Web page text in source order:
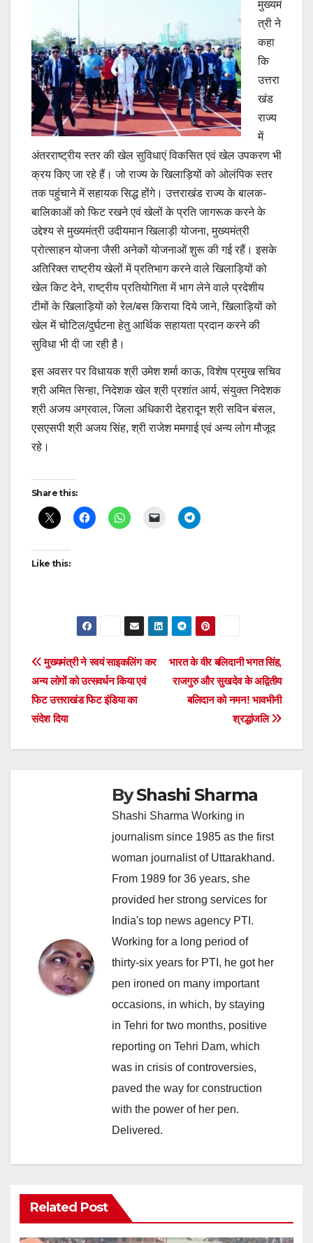
मुख्यमं
त्री ने
कहा
कि
उत्तरा
खंड
राज्य
में
अंतरराष्ट्रीय स्तर की खेल सुविधाएं विकसित एवं खेल उपकरण भी
क्रय किए जा रहे हैं। जो राज्य के खिलाड़ियों को ओलंपिक स्तर
तक पहुंचाने में सहायक सिद्ध होंगे। उत्तराखंड राज्य के बालक-
बालिकाओं को फिट रखने एवं खेलों के प्रति जागरूक करने के
उद्देश्य से मुख्यमंत्री उदीयमान खिलाड़ी योजना, मुख्यमंत्री
प्रोत्साहन योजना जैसी अनेकों योजनाओं शुरू की गई रहैं। इसके
अतिरिक्त राष्ट्रीय खेलों में प्रतिभाग करने वाले खिलाड़ियों को
खेल किट देने, राष्ट्रीय प्रतियोगिता में भाग लेने वाले प्रदेशीय
टीमों के खिलाड़ियों को रेल/बस किराया दिये जाने, खिलाड़ियों को
खेल में चोटिल/दुर्घटना हेतु आर्थिक सहायता प्रदान करने की
सुविधा भी दी जा रही है।
इस अवसर पर विधायक श्री उमेश शर्मा काऊ, विशेष प्रमुख सचिव
श्री अमित सिन्हा, निदेशक खेल श्री प्रशांत आर्य, संयुक्त निदेशक
श्री अजय अग्रवाल, जिला अधिकारी देहरादून श्री सविन बंसल,
एसएसपी श्री अजय सिंह, श्री राजेश ममगाई एवं अन्य लोग मौजूद
रहे।
Continue
Reading
Share this:
Like this:
Post
navigation
भारत के वीर बलिदानी भगत सिंह,
राजगुरु और सुखदेव के अद्वितीय
बलिदान को नमन! भावभीनी
श्रद्धांजलि
मुख्यमंत्री ने स्वयं साइकलिंग कर
अन्य लोगों को उत्सवर्धन किया एवं
फिट उत्तराखंड फिट इंडिया का
संदेश दिया
ByShashi Sharma
Shashi Sharma Working in
journalism since 1985 as the first
woman journalist of Uttarakhand.
From 1989 for 36 years, she
provided her strong services for
India's top news agency PTI.
Working for a long period of
thirty-six years for PTI, he got her
pen ironed on many important
occasions, in which, by staying
in Tehri for two months, positive
reporting on Tehri Dam, which
was in crisis of controversies,
paved the way for construction
with the power of her pen.
Delivered.
Related Post